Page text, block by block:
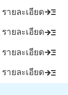
รายละเอียดread_more
รายละเอียดread_more
รายละเอียดread_more
รายละเอียดread_more